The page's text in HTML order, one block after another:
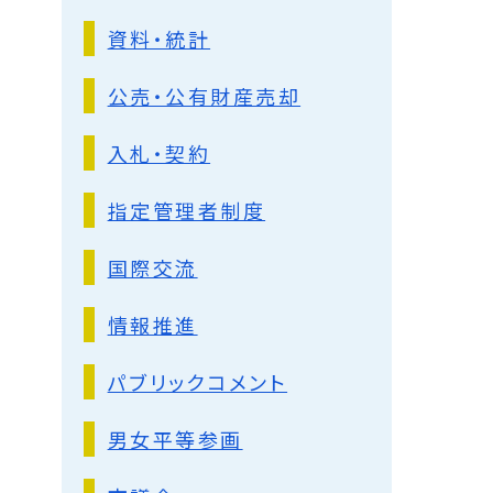
資料・統計
公売・公有財産売却
入札・契約
指定管理者制度
国際交流
情報推進
パブリックコメント
男女平等参画